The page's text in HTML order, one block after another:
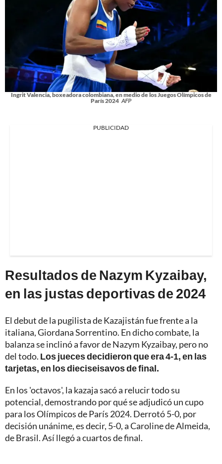
Ingrit Valencia, boxeadora colombiana, en medio de los Juegos Olímpicos de
París 2024 AFP
PUBLICIDAD
Resultados de Nazym Kyzaibay,
en las justas deportivas de 2024
El debut de la pugilista de Kazajistán fue frente a la
italiana, Giordana Sorrentino. En dicho combate, la
balanza se inclinó a favor de Nazym Kyzaibay, pero no
del todo. Los jueces decidieron que era 4-1, en las
tarjetas, en los dieciseisavos de final.
En los 'octavos', la kazaja sacó a relucir todo su
potencial, demostrando por qué se adjudicó un cupo
para los Olímpicos de París 2024. Derrotó 5-0, por
decisión unánime, es decir, 5-0, a Caroline de Almeida,
de Brasil. Así llegó a cuartos de final.